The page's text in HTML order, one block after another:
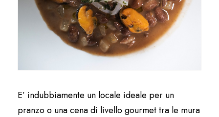
E’ indubbiamente un locale ideale per un
pranzo o una cena di livello gourmet tra le mura